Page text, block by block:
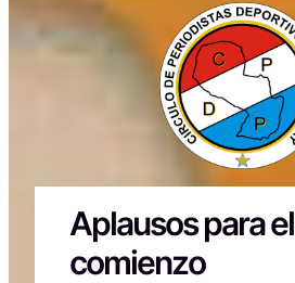
Aplausos para el
comienzo